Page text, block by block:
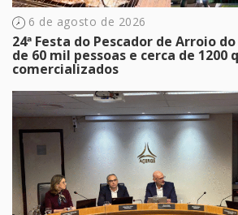
6 de agosto de 2026
24ª Festa do Pescador de Arroio
de 60 mil pessoas e cerca de 1200
comercializados